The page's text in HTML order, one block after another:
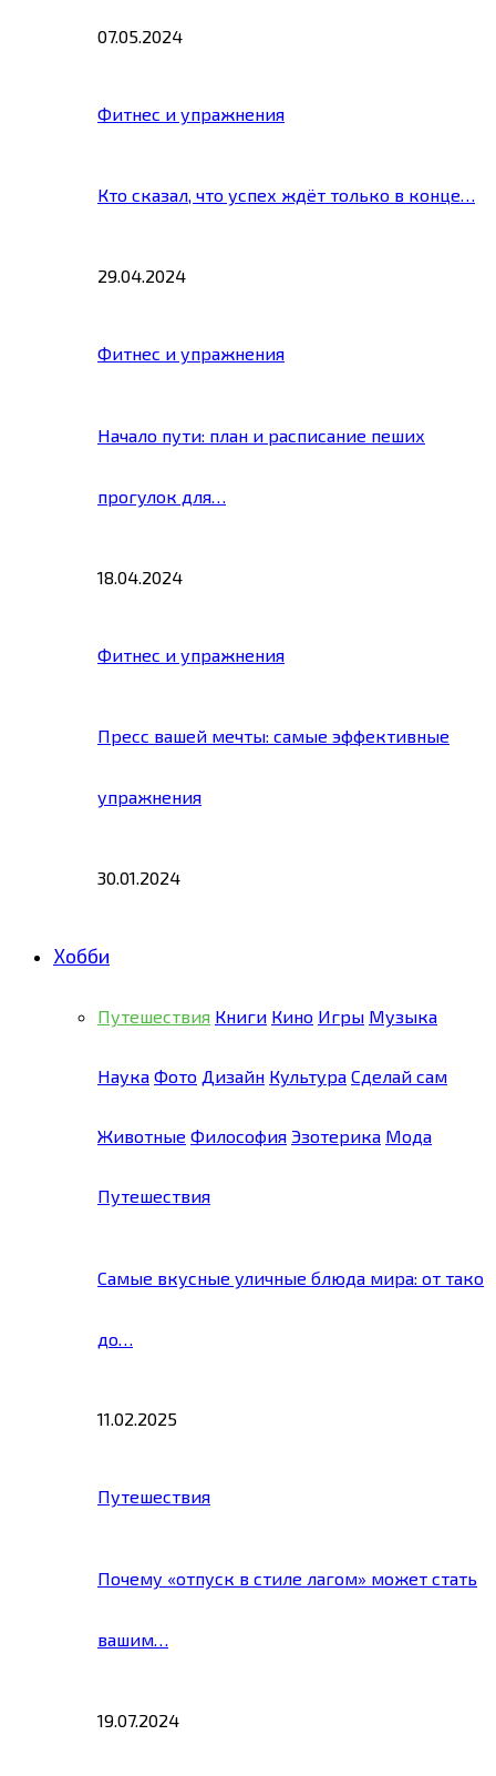
07.05.2024
Фитнес и упражнения
Кто сказал, что успех ждёт только в конце…
29.04.2024
Фитнес и упражнения
Начало пути: план и расписание пеших
прогулок для…
18.04.2024
Фитнес и упражнения
Пресс вашей мечты: самые эффективные
упражнения
30.01.2024
Хобби
Путешествия Книги Кино Игры Музыка
Наука Фото Дизайн Культура Сделай сам
Животные Философия Эзотерика Мода
Путешествия
Самые вкусные уличные блюда мира: от тако
до…
11.02.2025
Путешествия
Почему «отпуск в стиле лагом» может стать
вашим…
19.07.2024